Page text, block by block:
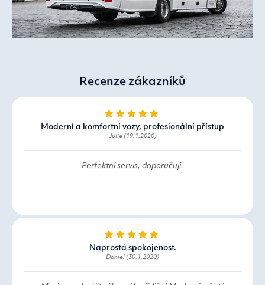
Recenze zákazníků
Moderní a komfortní vozy, profesionální přístup
Julie (19.1.2020)
Perfektní servis, doporučuji.
Naprostá spokojenost.
Daniel (30.1.2020)